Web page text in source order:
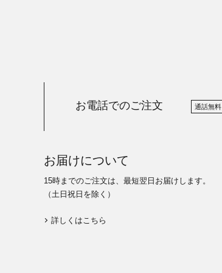
お電話でのご注文 通話無料
お届けについて
15時までのご注文は、最短翌日お届けします。
（土日祝日を除く）
詳しくはこちら